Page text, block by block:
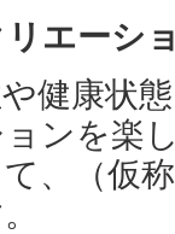
リエーシ
健康状
ンを楽
、（仮